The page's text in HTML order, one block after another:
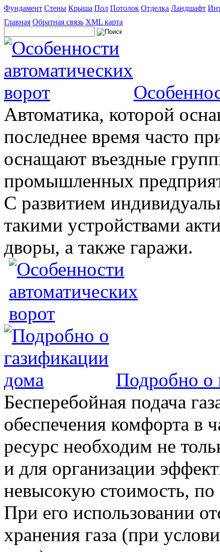
Фундамент Стены Крыша Пол Потолок Отделка Ландшафт
Главная Обратная связь XML карта
Автоматика, которой
последнее время часто
оснащают въездные
промышленных
С развитием
такими устройствами
дворы, а также гаражи.
Подробно о
Бесперебойная подача
обеспечения комфорта в
ресурс необходим не
и для организации
невысокую стоимость, по
При его использовании
хранения газа (при